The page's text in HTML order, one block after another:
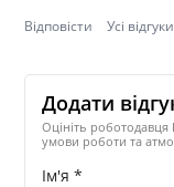
Відповісти Усі
Додати
Оцініть роботодавця
умови роботи та
Ім'я *